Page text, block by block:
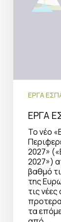
ΕΡΓΑ
ΕΡΓΑ
Το νέο
2027»
2027»)
βαθμό
της
τις
τα